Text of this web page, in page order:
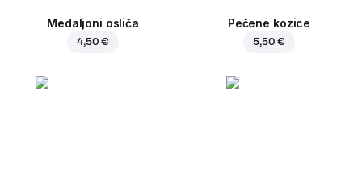
Medaljoni osliča
4,50 €
Pečene kozice
5,50 €